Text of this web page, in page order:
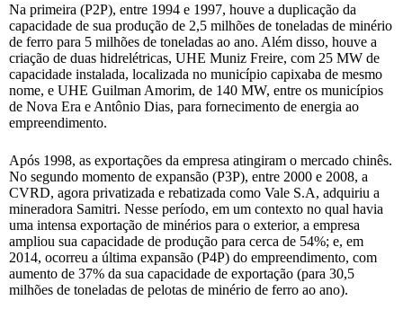
Na primeira (P2P), entre 1994 e 1997, houve a duplicação da
capacidade de sua produção de 2,5 milhões de toneladas de minério
de ferro para 5 milhões de toneladas ao ano. Além disso, houve a
criação de duas hidrelétricas, UHE Muniz Freire, com 25 MW de
capacidade instalada, localizada no município capixaba de mesmo
nome, e UHE Guilman Amorim, de 140 MW, entre os municípios
de Nova Era e Antônio Dias, para fornecimento de energia ao
empreendimento.
Após 1998, as exportações da empresa atingiram o mercado chinês.
No segundo momento de expansão (P3P), entre 2000 e 2008, a
CVRD, agora privatizada e rebatizada como Vale S.A, adquiriu a
mineradora Samitri. Nesse período, em um contexto no qual havia
uma intensa exportação de minérios para o exterior, a empresa
ampliou sua capacidade de produção para cerca de 54%; e, em
2014, ocorreu a última expansão (P4P) do empreendimento, com
aumento de 37% da sua capacidade de exportação (para 30,5
milhões de toneladas de pelotas de minério de ferro ao ano).